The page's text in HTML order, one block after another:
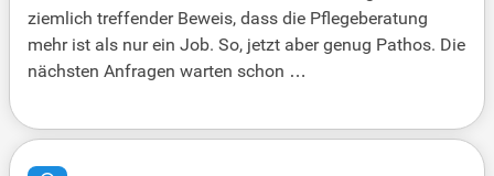
ziemlich treffender Beweis, dass die Pflegeberatung
mehr ist als nur ein Job. So, jetzt aber genug Pathos. Die
nächsten Anfragen warten schon …